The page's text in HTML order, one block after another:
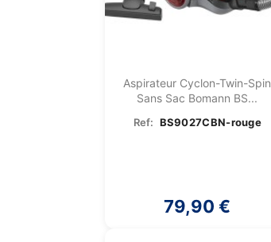
Aspirateur Cyclon-Twin-Spin
Sans Sac Bomann BS...
Ref: BS9027CBN-rouge
79,90 €